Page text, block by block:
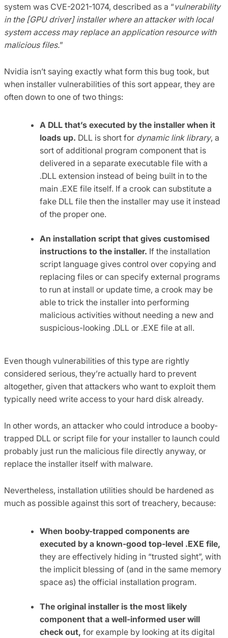
system was CVE-2021-1074, described as a “vulnerability
in the [GPU driver] installer where an attacker with local
system access may replace an application resource with
malicious files.”
Nvidia isn’t saying exactly what form this bug took, but
when installer vulnerabilities of this sort appear, they are
often down to one of two things:
A DLL that’s executed by the installer when it
loads up. DLL is short for dynamic link library, a
sort of additional program component that is
delivered in a separate executable file with a
.DLL extension instead of being built in to the
main .EXE file itself. If a crook can substitute a
fake DLL file then the installer may use it instead
of the proper one.
An installation script that gives customised
instructions to the installer. If the installation
script language gives control over copying and
replacing files or can specify external programs
to run at install or update time, a crook may be
able to trick the installer into performing
malicious activities without needing a new and
suspicious-looking .DLL or .EXE file at all.
Even though vulnerabilities of this type are rightly
considered serious, they’re actually hard to prevent
altogether, given that attackers who want to exploit them
typically need write access to your hard disk already.
In other words, an attacker who could introduce a booby-
trapped DLL or script file for your installer to launch could
probably just run the malicious file directly anyway, or
replace the installer itself with malware.
Nevertheless, installation utilities should be hardened as
much as possible against this sort of treachery, because:
When booby-trapped components are
executed by a known-good top-level .EXE file,
they are effectively hiding in “trusted sight”, with
the implicit blessing of (and in the same memory
space as) the official installation program.
The original installer is the most likely
component that a well-informed user will
check out, for example by looking at its digital